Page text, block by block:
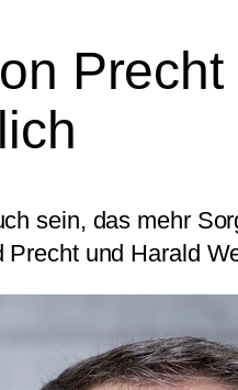
sein, das mehr
Precht und Harald